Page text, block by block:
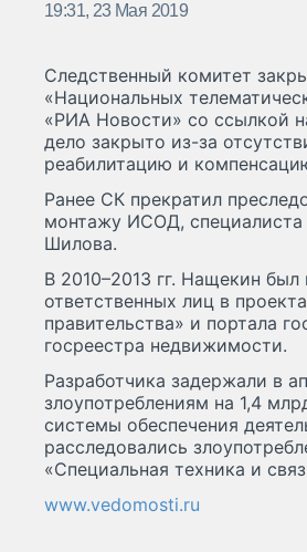
19:31, 23 Мая 2019
Следственный комитет
«Национальных
«РИА Новости» со ссылкой
дело закрыто из-за
реабилитацию и
Ранее СК прекратил
монтажу ИСОД, специалиста
Шилова.
В 2010–2013 гг. Нащекин
ответственных лиц в
правительства» и портала
госреестра недвижимости.
Разработчика задержали в
злоупотреблениям на 1,4
системы обеспечения
расследовались
«Специальная техника и
www.vedomosti.ru